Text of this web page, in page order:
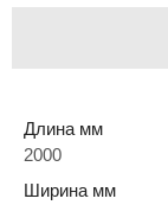
Длина мм
2000
Ширина мм